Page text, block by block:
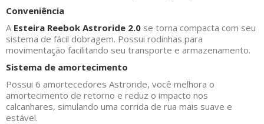
Conveniência
A Esteira Reebok Astroride 2.0 se torna compacta com seu
sistema de fácil dobragem. Possui rodinhas para
movimentação facilitando seu transporte e armazenamento.
Sistema de amortecimento
Possui 6 amortecedores Astroride, você melhora o
amortecimento de retorno e reduz o impacto nos
calcanhares, simulando uma corrida de rua mais suave e
estável.